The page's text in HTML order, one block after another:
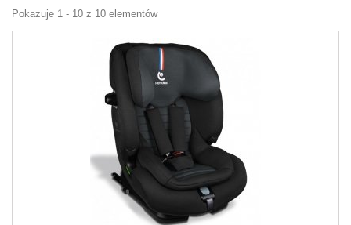
Pokazuje 1 - 10 z 10 elementów